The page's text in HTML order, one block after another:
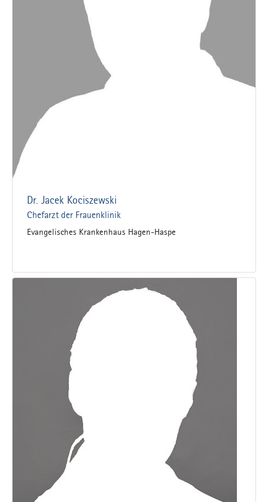
Dr. Jacek Kociszewski
Chefarzt der Frauenklinik
Evangelisches Krankenhaus Hagen-Haspe